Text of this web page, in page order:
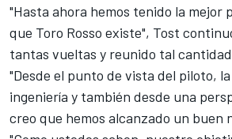
"Hasta ahora hemos tenido la mejor
que Toro Rosso existe", Tost
tantas vueltas y reunido tal
"Desde el punto de vista del piloto,
ingeniería y también desde una
creo que hemos alcanzado un buen